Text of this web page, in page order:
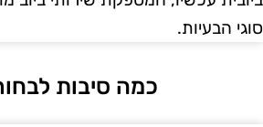
הבעיות.
כמה סיבות לבחור